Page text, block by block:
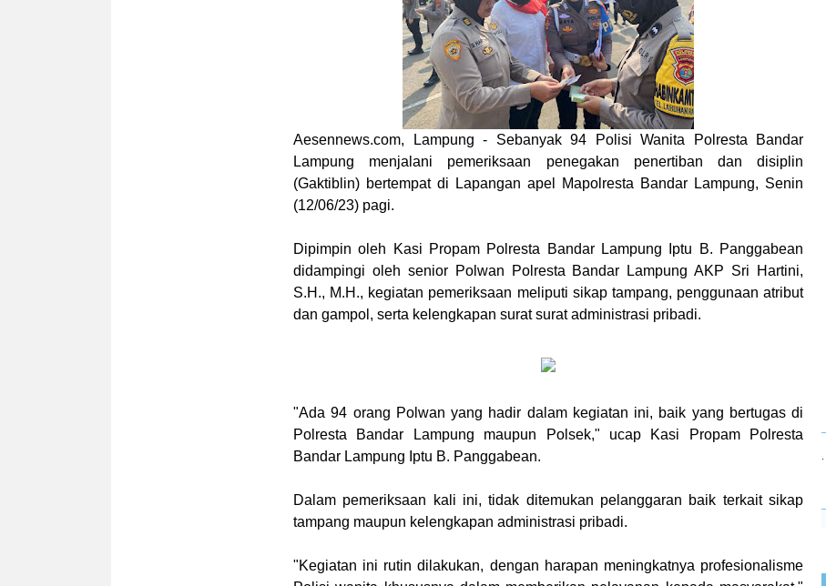
Aesennews.com, Lampung - Sebanyak 94 Polisi Wanita Polresta Bandar
Lampung menjalani pemeriksaan penegakan penertiban dan disiplin
(Gaktiblin) bertempat di Lapangan apel Mapolresta Bandar Lampung, Senin
(12/06/23) pagi.
Dipimpin oleh Kasi Propam Polresta Bandar Lampung Iptu B. Panggabean
didampingi oleh senior Polwan Polresta Bandar Lampung AKP Sri Hartini,
S.H., M.H., kegiatan pemeriksaan meliputi sikap tampang, penggunaan atribut
dan gampol, serta kelengkapan surat surat administrasi pribadi.
"Ada 94 orang Polwan yang hadir dalam kegiatan ini, baik yang bertugas di
Polresta Bandar Lampung maupun Polsek," ucap Kasi Propam Polresta
Bandar Lampung Iptu B. Panggabean.
Dalam pemeriksaan kali ini, tidak ditemukan pelanggaran baik terkait sikap
tampang maupun kelengkapan administrasi pribadi.
"Kegiatan ini rutin dilakukan, dengan harapan meningkatnya profesionalisme